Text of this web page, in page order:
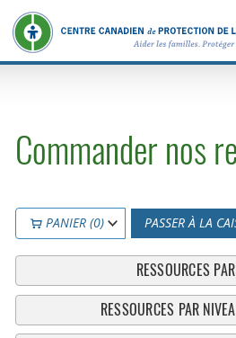
Commander nos
PANIER (0) PASSER À LA
RESSOURCES
RESSOURCES PAR